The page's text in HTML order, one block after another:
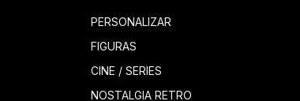
PERSONALIZAR
FIGURAS
CINE / SERIES
NOSTALGIA RETRO